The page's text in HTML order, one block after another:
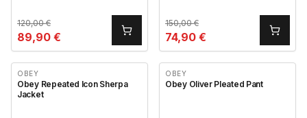
120,00€
89,90 €
150,00€
74,90 €
OBEY
Obey Repeated Icon Sherpa
Jacket
OBEY
Obey Oliver Pleated Pant